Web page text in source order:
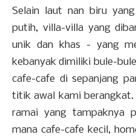
Selain laut nan biru
putih, villa-villa yang
unik dan khas - yang
kebanyak dimiliki bule-
cafe-cafe di sepanjang
titik awal kami berangkat.
ramai yang tampaknya
mana cafe-cafe kecil,